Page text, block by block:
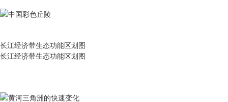
长江经济带生态功能区划图
长江经济带生态功能区划图